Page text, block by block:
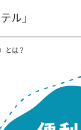
ル」
とは？